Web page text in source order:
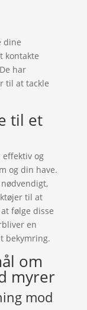
dine
kontakte
har
til at tackle
til et
og
og din have.
til at
følge disse
en
bekymring.
om
myrer
mod